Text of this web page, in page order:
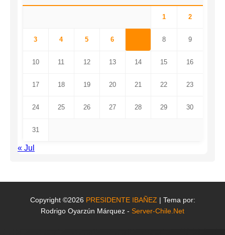
1 2
3 4 5 6 8 9
10 11 12 13 14 15 16
17 18 19 20 21 22 23
24 25 26 27 28 29 30
31
« Jul
Copyright ©2026 PRESIDENTE IBAÑEZ | Tema por:
Rodrigo Oyarzún Márquez - Server-Chile.Net